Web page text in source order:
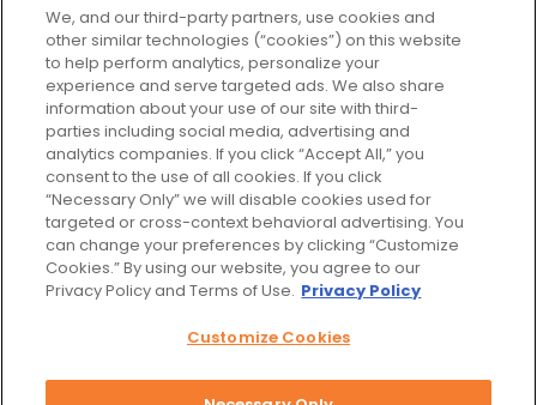
Centro Financiero El Super
Servicio al Cliente
Ayuda
Políticas de privacidad
Términos de uso
El Super Survey
Customize Cookies
No vender mis datos
We, and our third-party partners, use cookies and
other similar technologies (“cookies”) on this website
to help perform analytics, personalize your
experience and serve targeted ads. We also share
information about your use of our site with third-
parties including social media, advertising and
analytics companies. If you click “Accept All,” you
consent to the use of all cookies. If you click
“Necessary Only” we will disable cookies used for
targeted or cross-context behavioral advertising. You
can change your preferences by clicking “Customize
Cookies.” By using our website, you agree to our
Privacy Policy and Terms of Use. Privacy Policy
Customize Cookies